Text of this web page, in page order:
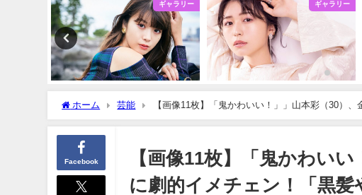
ギャラリー ギャラリー ギャラリ
ホーム 芸能 【画像11枚】「鬼かわいい！」」山本彩（30）
Facebook
【画像11枚】「鬼かわい
に劇的イメチェン！「黒髪